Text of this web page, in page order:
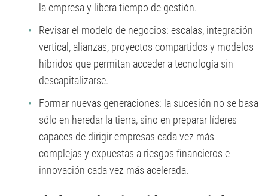
la empresa y libera tiempo de gestión.
Revisar el modelo de negocios: escalas, integración
vertical, alianzas, proyectos compartidos y modelos
híbridos que permitan acceder a tecnología sin
descapitalizarse.
Formar nuevas generaciones: la sucesión no se basa
sólo en heredar la tierra, sino en preparar líderes
capaces de dirigir empresas cada vez más
complejas y expuestas a riesgos financieros e
innovación cada vez más acelerada.